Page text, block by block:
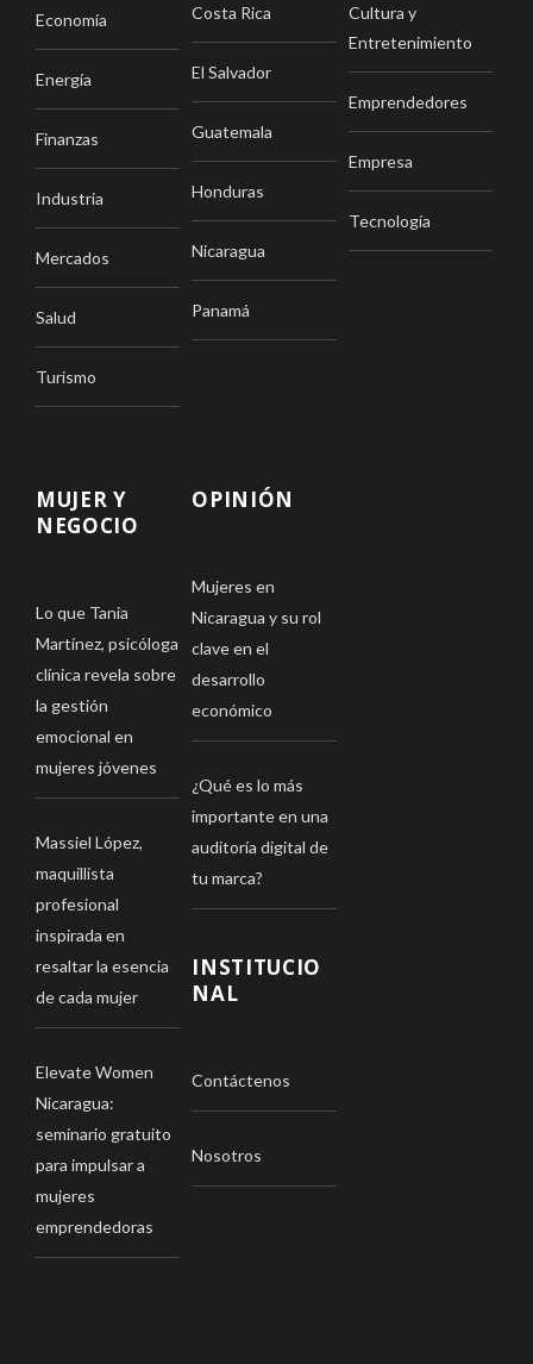
Economía
Energía
Finanzas
Industria
Mercados
Salud
Turismo
Costa Rica
El Salvador
Guatemala
Honduras
Nicaragua
Panamá
Cultura y
Entretenimiento
Emprendedores
Empresa
Tecnología
MUJER Y
NEGOCIO
Lo que Tania
Martínez, psicóloga
clínica revela sobre
la gestión
emocional en
mujeres jóvenes
Massiel López,
maquillista
profesional
inspirada en
resaltar la esencia
de cada mujer
Elevate Women
Nicaragua:
seminario gratuito
para impulsar a
mujeres
emprendedoras
OPINIÓN
Mujeres en
Nicaragua y su rol
clave en el
desarrollo
económico
¿Qué es lo más
importante en una
auditoría digital de
tu marca?
INSTITUCIO
NAL
Contáctenos
Nosotros